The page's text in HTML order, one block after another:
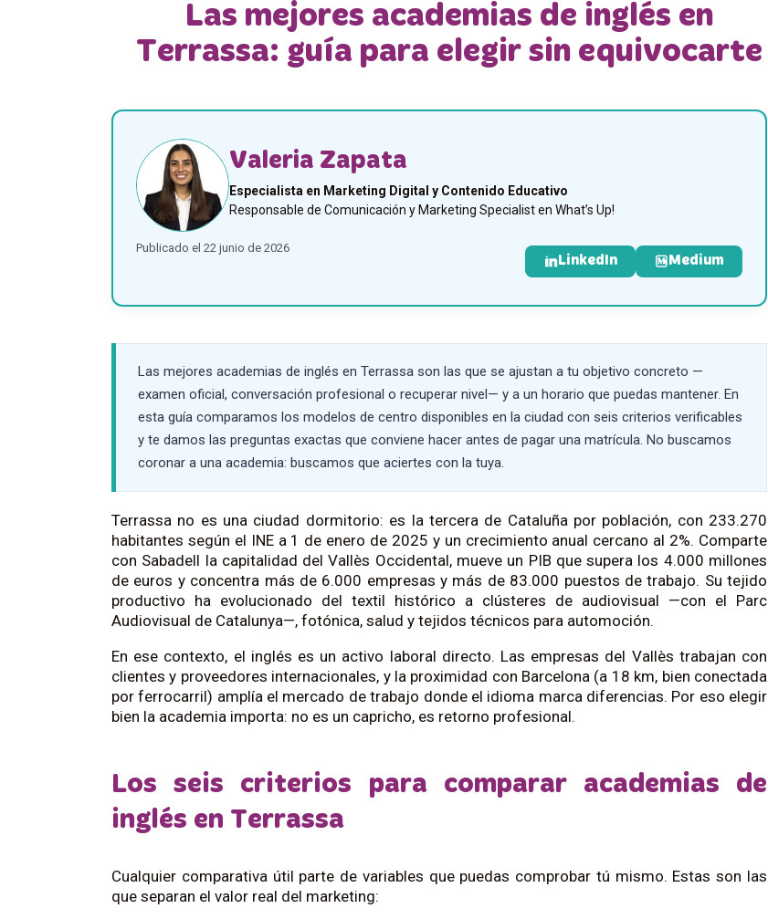
Las mejores academias de inglés en
Terrassa: guía para elegir sin equivocarte
Valeria Zapata
Especialista en Marketing Digital y Contenido Educativo
Responsable de Comunicación y Marketing Specialist en What’s Up!
Publicado el 22 junio de 2026
LinkedIn Medium
Las mejores academias de inglés en Terrassa son las que se ajustan a tu objetivo concreto —
examen oficial, conversación profesional o recuperar nivel— y a un horario que puedas mantener. En
esta guía comparamos los modelos de centro disponibles en la ciudad con seis criterios verificables
y te damos las preguntas exactas que conviene hacer antes de pagar una matrícula. No buscamos
coronar a una academia: buscamos que aciertes con la tuya.
Terrassa no es una ciudad dormitorio: es la tercera de Cataluña por población, con 233.270
habitantes según el INE a 1 de enero de 2025 y un crecimiento anual cercano al 2%. Comparte
con Sabadell la capitalidad del Vallès Occidental, mueve un PIB que supera los 4.000 millones
de euros y concentra más de 6.000 empresas y más de 83.000 puestos de trabajo. Su tejido
productivo ha evolucionado del textil histórico a clústeres de audiovisual —con el Parc
Audiovisual de Catalunya—, fotónica, salud y tejidos técnicos para automoción.
En ese contexto, el inglés es un activo laboral directo. Las empresas del Vallès trabajan con
clientes y proveedores internacionales, y la proximidad con Barcelona (a 18 km, bien conectada
por ferrocarril) amplía el mercado de trabajo donde el idioma marca diferencias. Por eso elegir
bien la academia importa: no es un capricho, es retorno profesional.
Los seis criterios para comparar academias de
inglés en Terrassa
Cualquier comparativa útil parte de variables que puedas comprobar tú mismo. Estas son las
que separan el valor real del marketing: